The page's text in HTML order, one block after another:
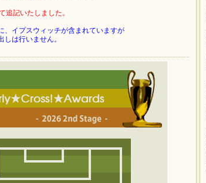
追記いたしました。
、イプスウィッチが含まれていますが
は行いません。